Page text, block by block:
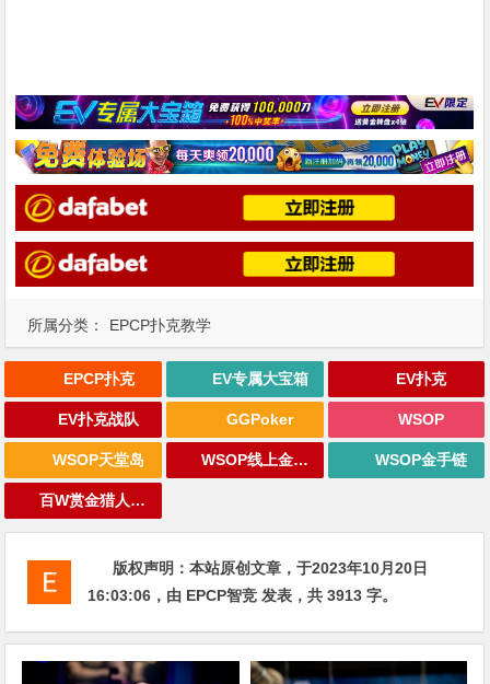
所属分类： EPCP扑克教学
EPCP扑克 EV专属大宝箱 EV扑克
EV扑克战队 GGPoker WSOP
WSOP天堂岛 WSOP线上金手链 WSOP金手链
百W赏金猎人大奖赛
版权声明：本站原创文章，于2023年10月20日
16:03:06 ，由 EPCP智竞 发表，共 3913 字。